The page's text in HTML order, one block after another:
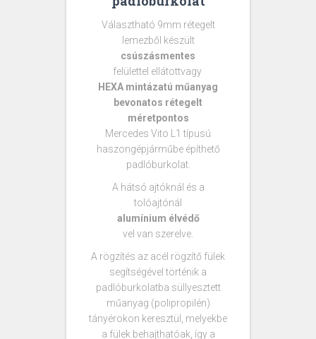
Választható 9mm rétegelt
lemezből készült
csúszásmentes
felülettel ellátottvagy
HEXA mintázatú műanyag
bevonatos rétegelt
méretpontos
Mercedes Vito L1 típusú
haszongépjárműbe építhető
padlóburkolat.
A hátsó ajtóknál és a
tolóajtónál
alumínium élvédő
vel van szerelve.
A rögzítés az acél rögzítő fülek
segítségével történik a
padlóburkolatba süllyesztett
műanyag (polipropilén)
tányérokon keresztül, melyekbe
a fülek behajthatóak, így a